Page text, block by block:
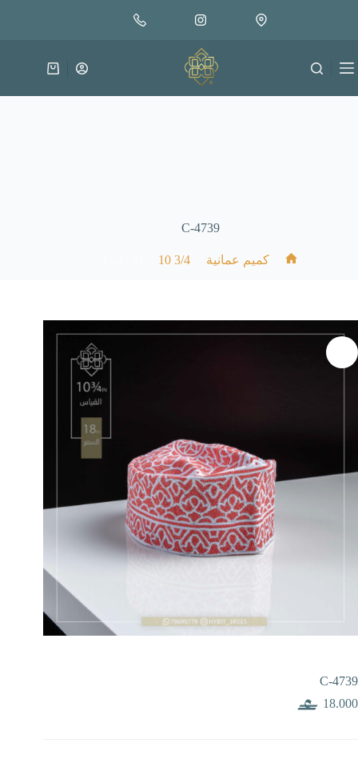
متوفر في المخزون
إضافة إلى السلة
عربة
C-4739
كميم عمانية 3/4 10
C-4739
18.000